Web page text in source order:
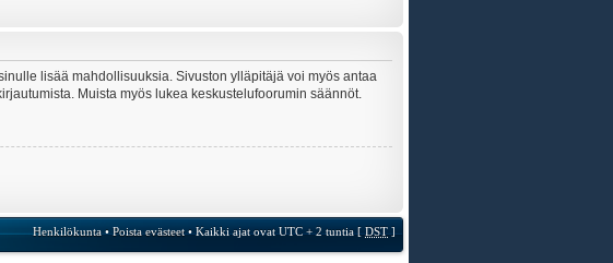
lisää mahdollisuuksia. Sivuston ylläpitäjä voi myös antaa
Muista myös lukea keskustelufoorumin säännöt.
Henkilökunta • Poista evästeet • Kaikki ajat ovat UTC + 2 tuntia [ DST ]